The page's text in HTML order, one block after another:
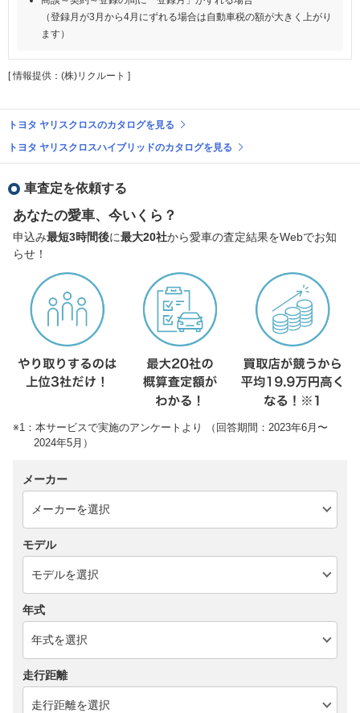
（登録月が3月から4月にずれる場合は自動車税の額が大きく上がり
ます）
[ 情報提供：(株)リクルート ]
トヨタ ヤリスクロスのカタログを見る
トヨタ ヤリスクロスハイブリッドのカタログを見る
車査定を依頼する
あなたの愛車、今いくら？
申込み最短3時間後に最大20社から愛車の査定結果をWebでお知
らせ！
※1：本サービスで実施のアンケートより （回答期間：2023年6月〜
2024年5月）
メーカー
モデル
年式
走行距離